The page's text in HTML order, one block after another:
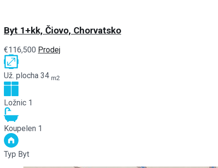
Byt 1+kk, Čiovo, Chorvatsko
€116,500 Prodej
Už. plocha 34 m2
Ložnic 1
Koupelen 1
Typ Byt